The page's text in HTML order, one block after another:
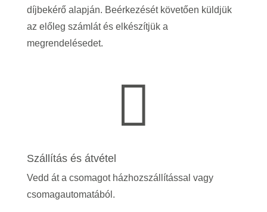
díjbekérő alapján. Beérkezését követően küldjük
az előleg számlát és elkészítjük a
megrendelésedet.

Szállítás és átvétel
Vedd át a csomagot házhozszállítással vagy
csomagautomatából.